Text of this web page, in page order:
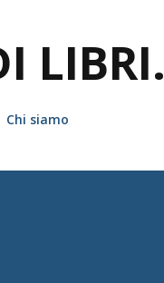
LIBRI.
Chi siamo